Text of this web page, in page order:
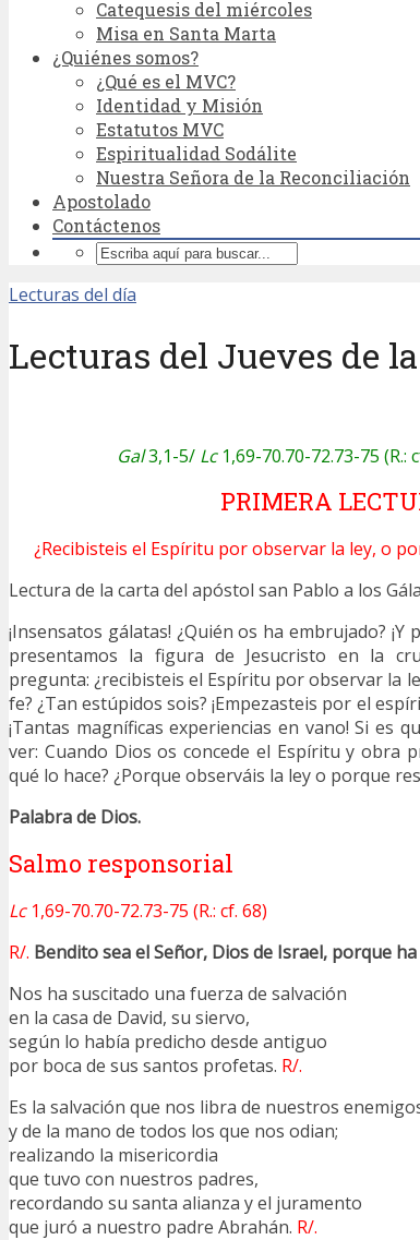
Catequesis del miércoles
Misa en Santa Marta
¿Quiénes somos?
¿Qué es el MVC?
Identidad y Misión
Estatutos MVC
Espiritualidad Sodálite
Nuestra Señora de la Reconciliación
Apostolado
Contáctenos
Lecturas del día
Lecturas del Jueves de
Gal3,1-5/ Lc1,69-70.70-72.73-75 (R.:
PRIMERA
¿Recibisteis el Espíritu por observar la ley, o
Lectura de la carta del apóstol san Pablo a los
¡Insensatos gálatas! ¿Quién os ha embrujado?
presentamos la figura de Jesucristo en la
pregunta: ¿recibisteis el Espíritu por observar la
fe? ¿Tan estúpidos sois? ¡Empezasteis por el
¡Tantas magníficas experiencias en vano! Si es
ver: Cuando Dios os concede el Espíritu y obra
qué lo hace? ¿Porque observáis la ley o porque
Palabra de Dios.
Salmo responsorial
Lc1,69-70.70-72.73-75 (R.: cf. 68)
R/. Bendito sea el Señor, Dios de Israel, porque
Nos ha suscitado una fuerza de salvación
en la casa de David, su siervo,
según lo había predicho desde antiguo
por boca de sus santos profetas. R/.
Es la salvación que nos libra de nuestros
y de la mano de todos los que nos odian;
realizando la misericordia
que tuvo con nuestros padres,
recordando su santa alianza y el juramento
que juró a nuestro padre Abrahán. R/.